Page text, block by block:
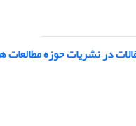
در نشریات حوزه مطالعات